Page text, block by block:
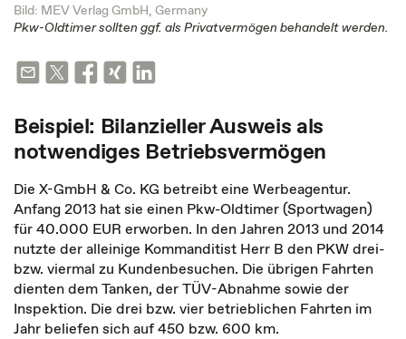
Bild: MEV Verlag GmbH, Germany
Pkw-Oldtimer sollten ggf. als Privatvermögen behandelt werden.
Beispiel: Bilanzieller Ausweis als
notwendiges Betriebsvermögen
Die X-GmbH & Co. KG betreibt eine Werbeagentur.
Anfang 2013 hat sie einen Pkw-Oldtimer (Sportwagen)
für 40.000 EUR erworben. In den Jahren 2013 und 2014
nutzte der alleinige Kommanditist Herr B den PKW drei-
bzw. viermal zu Kundenbesuchen. Die übrigen Fahrten
dienten dem Tanken, der TÜV-Abnahme sowie der
Inspektion. Die drei bzw. vier betrieblichen Fahrten im
Jahr beliefen sich auf 450 bzw. 600 km.